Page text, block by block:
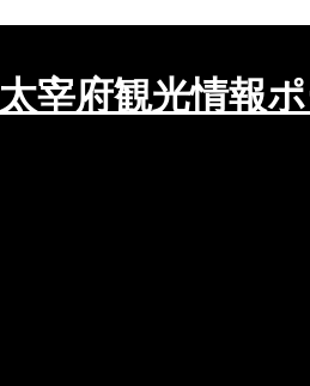
太宰府観光情報